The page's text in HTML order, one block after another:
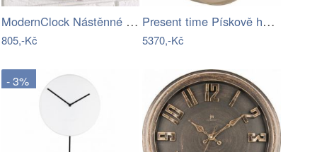
ModernClock Nástěnné hodiny Akselod…
805,-Kč
Present time Pískově hnědé kovové…
5370,-Kč
- 3%